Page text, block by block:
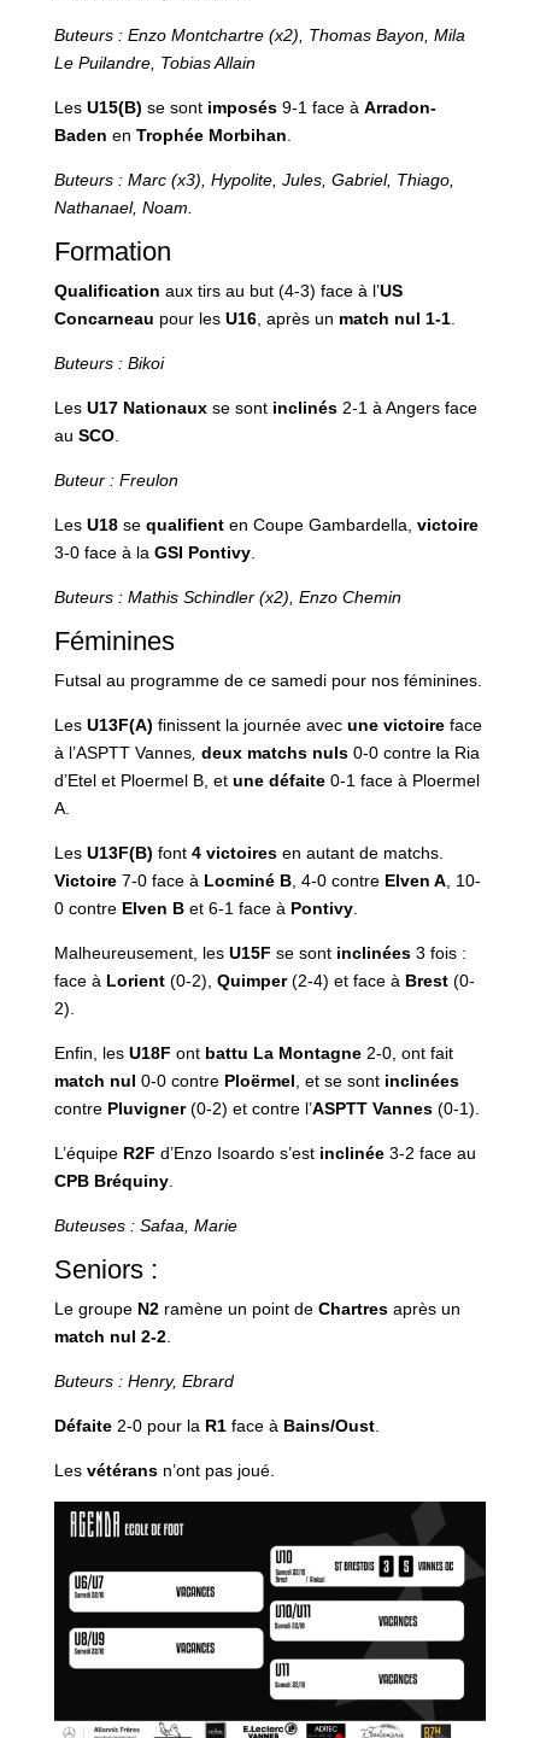
Buteurs : Enzo Montchartre (x2), Thomas Bayon, Mila
Le Puilandre, Tobias Allain
Les U15(B) se sont imposés9-1 face à Arradon-
Baden en Trophée Morbihan
Buteurs : Marc (x3), Hypolite, Jules, Gabriel, Thiago,
Nathanael, Noam.
Formation
Qualification aux tirs au but (4-3) face à l’US
Concarneau pour les U16, après un match nul 1-1.
Buteurs : Bikoi
Les U17 Nationauxse sont inclinés2-1 à Angers face
au SCO.
Buteur : Freulon
Les U18se qualifienten Coupe Gambardella, victoire
3-0 face à la GSI Pontivy.
Buteurs : Mathis Schindler (x2), Enzo Chemin
Féminines
Futsal au programme de ce samedi pour nos féminines.
LesU13F(A) finissent la journée avec une victoireface
à l’ASPTT Vannes, deux matchs nuls0-0 contre la Ria
d’Etel et Ploermel B, et une défaite0-1 face à Ploermel
A.
Les U13F(B) font 4 victoiresen autant de matchs.
Victoire7-0 face à Locminé B, 4-0 contre Elven A, 10-
0 contre Elven Bet 6-1 face à Pontivy.
Malheureusement, les U15F se sont inclinées3 fois :
face à Lorient(0-2), Quimper(2-4) et face à Brest(0-
2).
Enfin, les U18F ont battu La Montagne2-0, ont fait
match nul 0-0 contre Ploërmel , et se sont inclinées
contre Pluvigner(0-2) et contre l’ASPTT Vannes(0-1).
L’équipe R2F d’Enzo Isoardo s’est inclinée3-2 face au
CPB Bréquiny.
Buteuses : Safaa, Marie
Seniors :
Le groupe N2ramène un point de Chartresaprès un
match nul 2-2.
Buteurs : Henry, Ebrard
Défaite2-0 pour la R1face à Bains/Oust.
Les vétéransn’ont pas joué.